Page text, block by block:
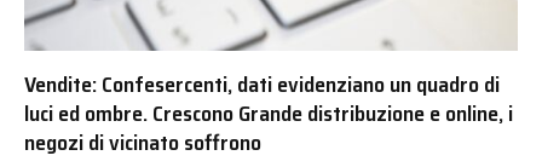
Vendite: Confesercenti, dati evidenziano un quadro di
luci ed ombre. Crescono Grande distribuzione e online, i
negozi di vicinato soffrono